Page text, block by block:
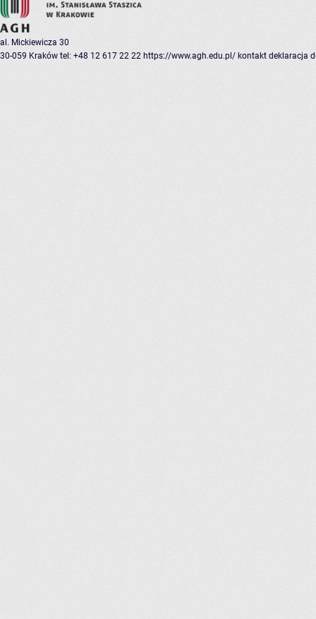
al. Mickiewicza 30
30-059 Kraków tel: +48 12 617 22 22 https://www.agh.edu.pl/ kontakt deklaracja